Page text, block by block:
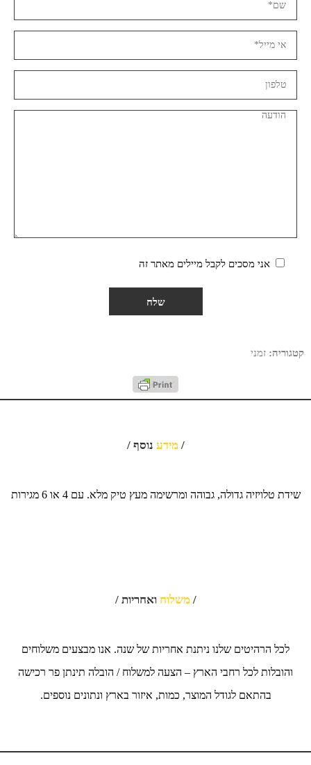
אני מסכים לקבל מיילים מאתר זה
קטגוריה: זמני
/ מידע נוסף /
שידת טלויזיה גדולה, גבוהה ומרשימה מעץ טיק מלא. עם 4 או 6 מגירות
/משלוח ואחריות /
לכל הרהיטים שלנו ניתנת אחריות של שנה. אנו מבצעים משלוחים
והובלות לכל רחבי הארץ – הצעה למשלוח / הובלה תינתן פר רכישה
בהתאם לגודל המוצר, כמות, איזור בארץ ונתונים נוספים.